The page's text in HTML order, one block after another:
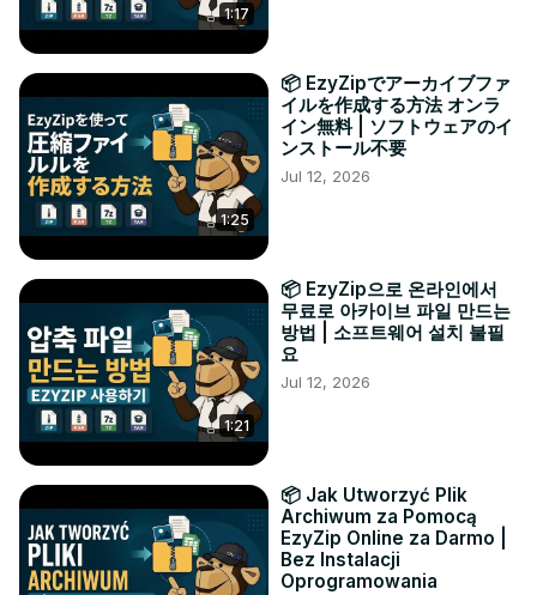
1:17
1:25
📦 EzyZipでアーカイブファ
イルを作成する方法 オンラ
イン無料 | ソフトウェアのイ
ンストール不要
Jul 12, 2026
1:21
📦 EzyZip으로 온라인에서
무료로 아카이브 파일 만드는
방법 | 소프트웨어 설치 불필
요
Jul 12, 2026
📦 Jak Utworzyć Plik
Archiwum za Pomocą
EzyZip Online za Darmo |
Bez Instalacji
Oprogramowania